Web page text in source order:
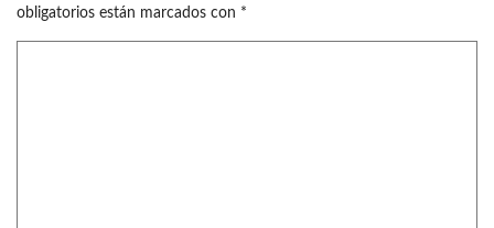
obligatorios están marcados con *